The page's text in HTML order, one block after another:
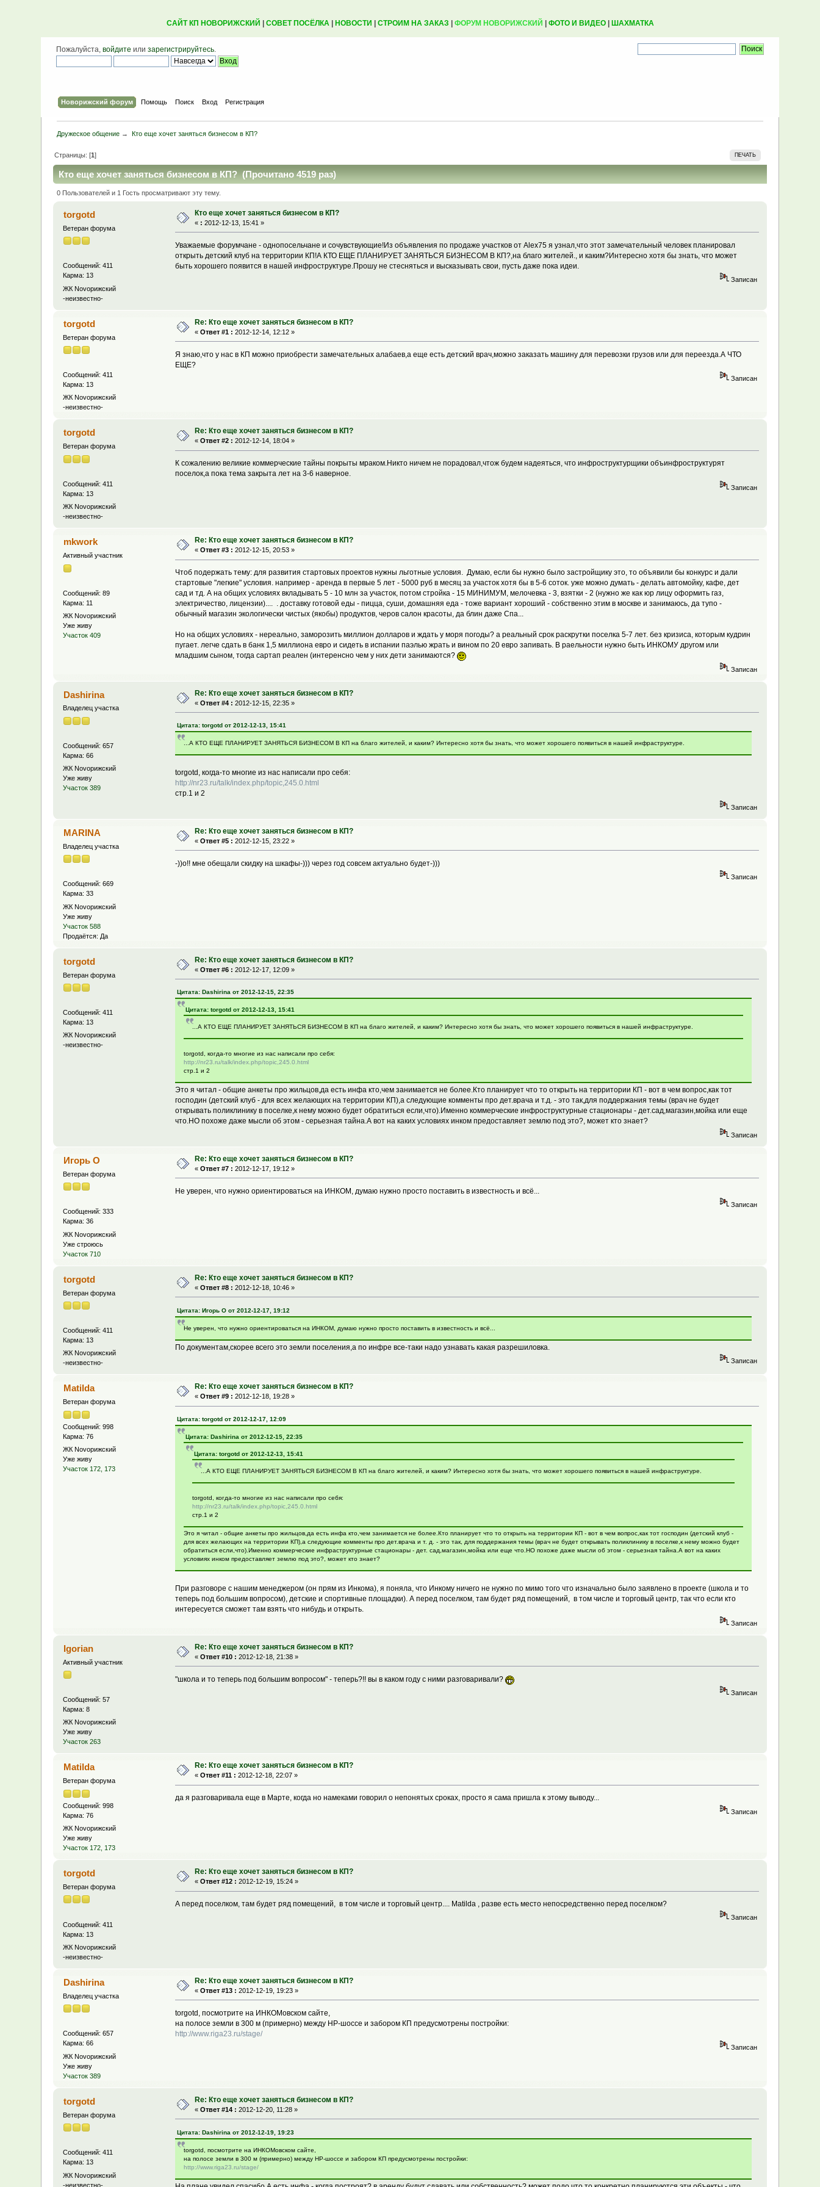
САЙТ КП НОВОРИЖСКИЙ СОВЕТ ПОСЁЛКА| НОВОСТИ СТРОИМ НА ЗАКАЗ ФОРУМ НОВОРИЖСКИЙ ФОТО И ВИДЕО| ШАХМАТКА
Пожалуйста,войдите илизарегистрируйтесь.
Новорижский форум Помощь Поиск Вход Регистрация
Дружеское общение → Кто еще хочет заняться бизнесом в КП?
ПЕЧАТЬ
Страницы: [1]
Кто еще хочет заняться бизнесом в КП? (Прочитано 4519 раз)
0 Пользователей и 1 Гость просматривают эту тему.
torgotd
Ветеран форума
Сообщений: 411
Карма: 13
ЖК Novoрижский
-неизвестно-
Кто еще хочет заняться бизнесом в КП?
« : 2012-12-13, 15:41 »
Уважаемые форумчане - однопосельчане и сочувствующие!Из объявления по продаже участков от Alex75 я узнал,что этот замечательный человек планировал
открыть детский клуб на территории КП!А КТО ЕЩЕ ПЛАНИРУЕТ ЗАНЯТЬСЯ БИЗНЕСОМ В КП?,на благо жителей., и каким?Интересно хотя бы знать, что может
быть хорошего появится в нашей инфроструктуре.Прошу не стесняться и высказывать свои, пусть даже пока идеи.
Записан
torgotd
Ветеран форума
Сообщений: 411
Карма: 13
ЖК Novoрижский
-неизвестно-
Re: Кто еще хочет заняться бизнесом в КП?
«Ответ #1 : 2012-12-14, 12:12 »
Я знаю,что у нас в КП можно приобрести замечательных алабаев,а еще есть детский врач,можно заказать машину для перевозки грузов или для переезда.А ЧТО
ЕЩЕ?
Записан
torgotd
Ветеран форума
Сообщений: 411
Карма: 13
ЖК Novoрижский
-неизвестно-
Re: Кто еще хочет заняться бизнесом в КП?
«Ответ #2 : 2012-12-14, 18:04 »
К сожалению великие коммерческие тайны покрыты мраком.Никто ничем не порадовал,чтож будем надеяться, что инфроструктурщики объинфроструктурят
поселок,а пока тема закрыта лет на 3-6 наверное.
Записан
mkwork
Активный участник
Сообщений: 89
Карма: 11
ЖК Novoрижский
Уже живу
Участок 409
Re: Кто еще хочет заняться бизнесом в КП?
«Ответ #3 : 2012-12-15, 20:53 »
Чтоб подержать тему: для развития стартовых проектов нужны льготные условия. Думаю, если бы нужно было застройщику это, то объявили бы конкурс и дали
стартовые "легкие" условия. например - аренда в первые 5 лет - 5000 руб в месяц за участок хотя бы в 5-6 соток. уже можно думать - делать автомойку, кафе, дет
сад и тд. А на общих условиях вкладывать 5 - 10 млн за участок, потом стройка - 15 МИНИМУМ, мелочевка - 3, взятки - 2 (нужно же как юр лицу оформить газ,
электричество, лицензии).... . доставку готовой еды - пицца, суши, домашняя еда - тоже вариант хороший - собственно этим в москве и занимаюсь, да тупо -
обычный магазин экологически чистых (якобы) продуктов, черов салон красоты, да блин даже Спа...
Но на общих условиях - нереально, заморозить миллион долларов и ждать у моря погоды? а реальный срок раскрутки поселка 5-7 лет. без кризиса, которым кудрин
пугает. легче сдать в банк 1,5 миллиона евро и сидеть в испании паэлью жрать и вином по 20 евро запивать. В раельности нужно быть ИНКОМУ другом или
младшим сыном, тогда сартап реален (интеренсно чем у них дети занимаются?
Записан
Dashirina
Владелец участка
Сообщений: 657
Карма: 66
ЖК Novoрижский
Уже живу
Участок 389
Re: Кто еще хочет заняться бизнесом в КП?
«Ответ #4 : 2012-12-15, 22:35 »
Цитата: torgotd от 2012-12-13, 15:41
...А КТО ЕЩЕ ПЛАНИРУЕТ ЗАНЯТЬСЯ БИЗНЕСОМ В КП на благо жителей, и каким? Интересно хотя бы знать, что может хорошего появиться в нашей инфраструктуре.
torgotd, когда-то многие из нас написали про себя:
http://nr23.ru/talk/index.php/topic,245.0.html
стр.1 и 2
Записан
MARINA
Владелец участка
Сообщений: 669
Карма: 33
ЖК Novoрижский
Уже живу
Участок 588
Продаётся: Да
Re: Кто еще хочет заняться бизнесом в КП?
«Ответ #5 : 2012-12-15, 23:22 »
-))о!! мне обещали скидку на шкафы-))) через год совсем актуально будет-)))
Записан
torgotd
Ветеран форума
Сообщений: 411
Карма: 13
ЖК Novoрижский
-неизвестно-
Re: Кто еще хочет заняться бизнесом в КП?
«Ответ #6 : 2012-12-17, 12:09 »
Цитата: Dashirina от 2012-12-15, 22:35
Цитата: torgotd от 2012-12-13, 15:41
...А КТО ЕЩЕ ПЛАНИРУЕТ ЗАНЯТЬСЯ БИЗНЕСОМ В КП на благо жителей, и каким? Интересно хотя бы знать, что может хорошего появиться в нашей инфраструктуре.
torgotd, когда-то многие из нас написали про себя:
http://nr23.ru/talk/index.php/topic,245.0.html
стр.1 и 2
Это я читал - общие анкеты про жильцов,да есть инфа кто,чем занимается не более.Кто планирует что то открыть на территории КП - вот в чем вопрос,как тот
господин (детский клуб - для всех желающих на территории КП),а следующие комменты про дет.врача и т.д. - это так,для поддержания темы (врач не будет
открывать поликлинику в поселке,к нему можно будет обратиться если,что).Именно коммерческие инфроструктурные стационары - дет.сад,магазин,мойка или еще
что.НО похоже даже мысли об этом - серьезная тайна.А вот на каких условиях инком предоставляет землю под это?, может кто знает?
Записан
Игорь О
Ветеран форума
Сообщений: 333
Карма: 36
ЖК Novoрижский
Уже строюсь
Участок 710
Re: Кто еще хочет заняться бизнесом в КП?
«Ответ #7 : 2012-12-17, 19:12 »
Не уверен, что нужно ориентироваться на ИНКОМ, думаю нужно просто поставить в известность и всё...
Записан
torgotd
Ветеран форума
Сообщений: 411
Карма: 13
ЖК Novoрижский
-неизвестно-
Re: Кто еще хочет заняться бизнесом в КП?
«Ответ #8 : 2012-12-18, 10:46 »
Цитата: Игорь О от 2012-12-17, 19:12
Не уверен, что нужно ориентироваться на ИНКОМ, думаю нужно просто поставить в известность и всё...
По документам,скорее всего это земли поселения,а по инфре все-таки надо узнавать какая разрешиловка.
Записан
Matilda
Ветеран форума
Сообщений: 998
Карма: 76
ЖК Novoрижский
Уже живу
Участок 172, 173
Re: Кто еще хочет заняться бизнесом в КП?
«Ответ #9 : 2012-12-18, 19:28 »
Цитата: torgotd от 2012-12-17, 12:09
Цитата: Dashirina от 2012-12-15, 22:35
Цитата: torgotd от 2012-12-13, 15:41
...А КТО ЕЩЕ ПЛАНИРУЕТ ЗАНЯТЬСЯ БИЗНЕСОМ В КП на благо жителей, и каким? Интересно хотя бы знать, что может хорошего появиться в нашей инфраструктуре.
torgotd, когда-то многие из нас написали про себя:
http://nr23.ru/talk/index.php/topic,245.0.html
стр.1 и 2
Это я читал - общие анкеты про жильцов,да есть инфа кто,чем занимается не более.Кто планирует что то открыть на территории КП - вот в чем вопрос,как тот господин (детский клуб -
для всех желающих на территории КП),а следующие комменты про дет.врача и т. д. - это так, для поддержания темы (врач не будет открывать поликлинику в поселке,к нему можно будет
обратиться если,что).Именно коммерческие инфраструктурные стационары - дет. сад,магазин,мойка или еще что.НО похоже даже мысли об этом - серьезная тайна.А вот на каких
условиях инком предоставляет землю под это?, может кто знает?
При разговоре с нашим менеджером (он прям из Инкома), я поняла, что Инкому ничего не нужно по мимо того что изначально было заявлено в проекте (школа и то
теперь под большим вопросом), детские и спортивные площадки). А перед поселком, там будет ряд помещений, в том числе и торговый центр, так что если кто
интересуется сможет там взять что нибудь и открыть.
Записан
Igorian
Активный участник
Сообщений: 57
Карма: 8
ЖК Novoрижский
Уже живу
Участок 263
Re: Кто еще хочет заняться бизнесом в КП?
«Ответ #10 : 2012-12-18, 21:38 »
"школа и то теперь под большим вопросом" - теперь?!! вы в каком году с ними разговаривали?
Записан
Matilda
Ветеран форума
Сообщений: 998
Карма: 76
ЖК Novoрижский
Уже живу
Участок 172, 173
Re: Кто еще хочет заняться бизнесом в КП?
«Ответ #11 : 2012-12-18, 22:07 »
да я разговаривала еще в Марте, когда но намеками говорил о непонятых сроках, просто я сама пришла к этому выводу...
Записан
torgotd
Ветеран форума
Сообщений: 411
Карма: 13
ЖК Novoрижский
-неизвестно-
Re: Кто еще хочет заняться бизнесом в КП?
«Ответ #12 : 2012-12-19, 15:24 »
А перед поселком, там будет ряд помещений, в том числе и торговый центр.... Matilda , разве есть место непосредственно перед поселком?
Записан
Dashirina
Владелец участка
Сообщений: 657
Карма: 66
ЖК Novoрижский
Уже живу
Участок 389
Re: Кто еще хочет заняться бизнесом в КП?
«Ответ #13 : 2012-12-19, 19:23 »
torgotd, посмотрите на ИНКОМовском сайте,
на полосе земли в 300 м (примерно) между НР-шоссе и забором КП предусмотрены постройки:
http://www.riga23.ru/stage/
Записан
torgotd
Ветеран форума
Сообщений: 411
Карма: 13
ЖК Novoрижский
-неизвестно-
Re: Кто еще хочет заняться бизнесом в КП?
«Ответ #14 : 2012-12-20, 11:28 »
Цитата: Dashirina от 2012-12-19, 19:23
torgotd, посмотрите на ИНКОМовском сайте,
на полосе земли в 300 м (примерно) между НР-шоссе и забором КП предусмотрены постройки:
http://www.riga23.ru/stage/